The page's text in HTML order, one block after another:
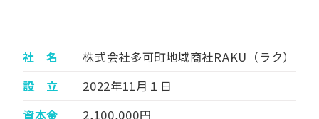
社 名
株式会社多可町地域商社RAKU（ラク）
設 立
2022年11月１日
資本金
2,100,000円